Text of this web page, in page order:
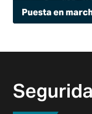
Puesta en
avanzadas. Vea